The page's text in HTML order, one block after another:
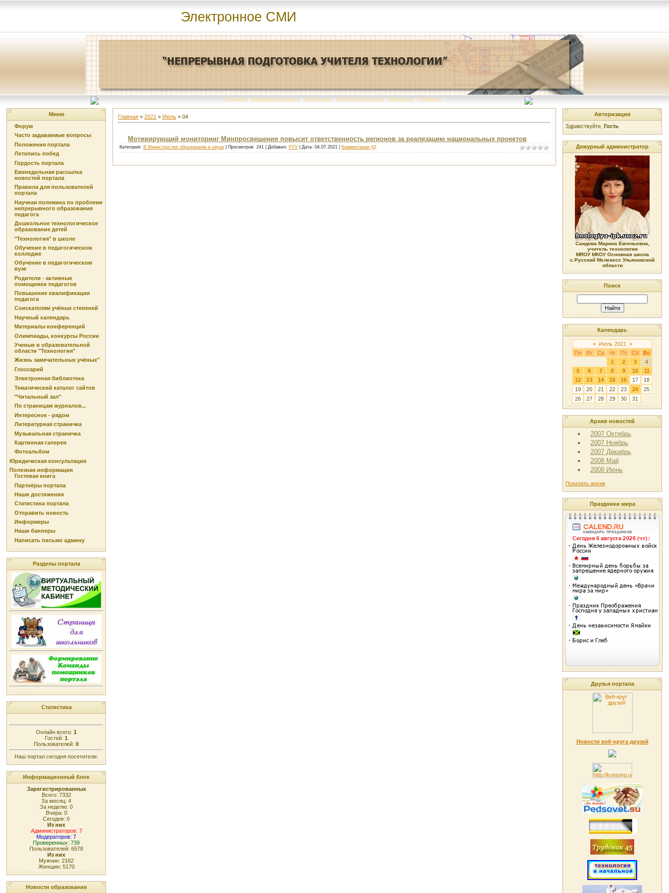
Электронное СМИ
Главная | Команда портала | О портале | Реклама портала | Контакты | Помощь |
Меню
Форум
Часто задаваемые вопросы
Положения портала
Летопись побед
Гордость портала
Еженедельная рассылка
новостей портала
Правила для пользователей
портала
Научная полемика по проблеме
непрерывного образования
педагога
Дошкольное технологическое
образование детей
"Технология" в школе
Обучение в педагогическом
колледже
Обучение в педагогическом
вузе
Родители - активные
помощники педагогов
Повышение квалификации
педагога
Соискателям учёных степеней
Научный календарь
Материалы конференций
Олимпиады, конкурсы России
Ученые в образовательной
области "Технология"
Жизнь замечательных учёных"
Глоссарий
Электронная библиотека
Тематический каталог сайтов
"Читальный зал"
По страницам журналов...
Интересное - рядом
Литературная страничка
Музыкальная страничка
Картинная галерея
Фотоальбом
Юридическая консультация
Полезная информация
Гостевая книга
Партнёры портала
Наши достижения
Статистика портала
Отправить новость
Информеры
Наши баннеры
Написать письмо админу
Разделы портала
Статистика
Онлайн всего: 1
Гостей: 1
Пользователей: 0
Наш портал сегодня посетители:
Информационный блок
Зарегистрированных
Всего: 7332
За месяц: 4
За неделю: 0
Вчера: 0
Сегодня: 0
Из них
Администраторов: 7
Модераторов: 7
Проверенных: 739
Пользователей: 6578
Из них
Мужчин: 2162
Женщин: 5170
Новости образования
Главная » 2021 » Июль » 04
Мотивирующий мониторинг Минпросвещения повысит ответственность регионов за реализацию национальных проектов
Категория: В Министерстве образовании и науки | Просмотров: 241 | Добавил: PTV | Дата: 04.07.2021 Комментарии (0)
Авторизация
Здравствуйте, Гость
Дежурный администратор
Саидова Марина Евгеньевна,
учитель технологии
МRОУ МКОУ Основная школа
с.Русский Мелекесс Ульяновской
области
Поиск
Календарь
« Июль 2021
»
Пн
Вт Ср Чт Пт Сб
Вс
1
2 3
4
5
6 7 8 9 10
11
12
13 14 15 16 17
18
19
20 21 22 23 24
25
26
27 28 29 30 31
Архив новостей
2007 Октябрь
2007 Ноябрь
2007 Декабрь
2008 Май
2008 Июнь
Показать архив
Праздники мира
Друзья портала
Новости веб-круга друзей